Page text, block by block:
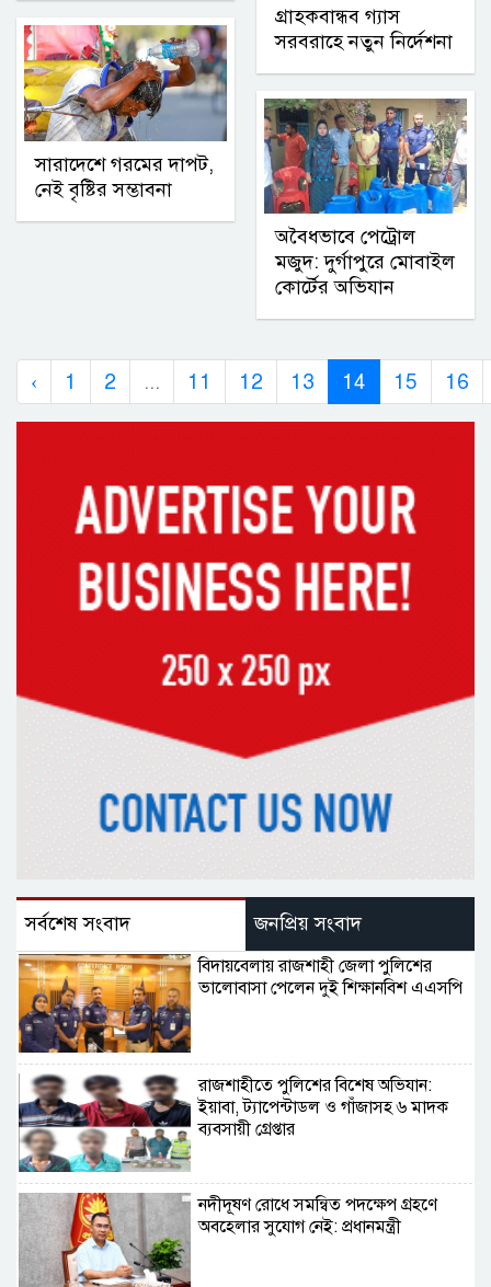
সারাদেশে গরমের দাপট,
নেই বৃষ্টির সম্ভাবনা
গ্রাহকবান্ধব গ্যাস
সরবরাহে নতুন নির্দেশনা
অবৈধভাবে পেট্রোল
মজুদ: দুর্গাপুরে মোবাইল
কোর্টের অভিযান
‹ 1 2 ... 11 12 13 14 15 16
সর্বশেষ সংবাদ জনপ্রিয় সংবাদ
বিদায়বেলায় রাজশাহী জেলা পুলিশের
ভালোবাসা পেলেন দুই শিক্ষানবিশ এএসপি
রাজশাহীতে পুলিশের বিশেষ অভিযান:
ইয়াবা, ট্যাপেন্টাডল ও গাঁজাসহ ৬ মাদক
ব্যবসায়ী গ্রেপ্তার
নদীদূষণ রোধে সমন্বিত পদক্ষেপ গ্রহণে
অবহেলার সুযোগ নেই: প্রধানমন্ত্রী